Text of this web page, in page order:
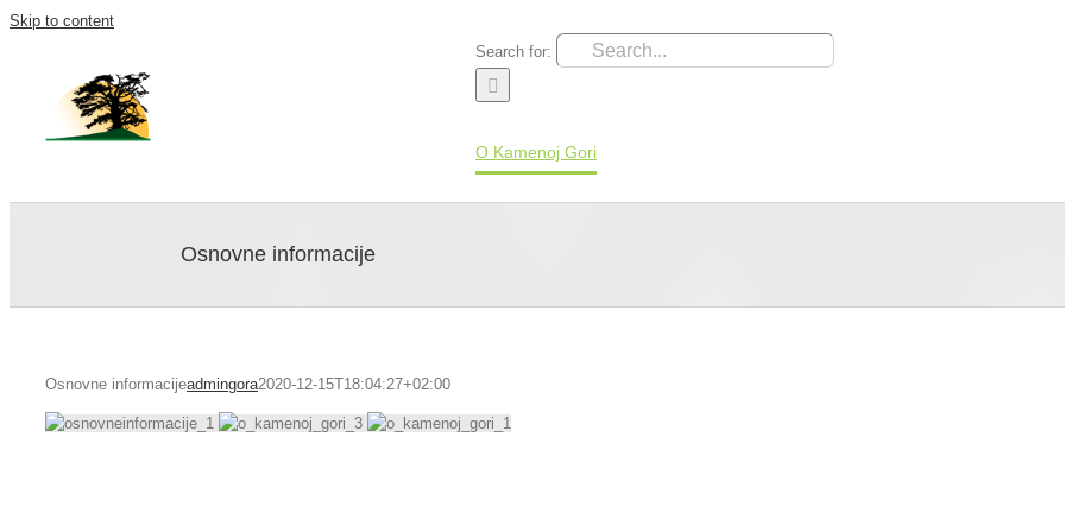
Skip to content
Search for:
O Kamenoj Gori
Osnovne informacije
Osnovne informacijeadmingora2020-12-15T18:04:27+02:00